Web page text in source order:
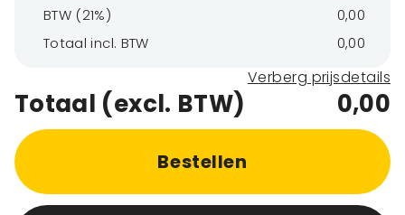
BTW (21%)
0,00
Totaal incl. BTW
0,00
Verberg prijsdetails
Totaal (excl. BTW) 0,00
Bestellen